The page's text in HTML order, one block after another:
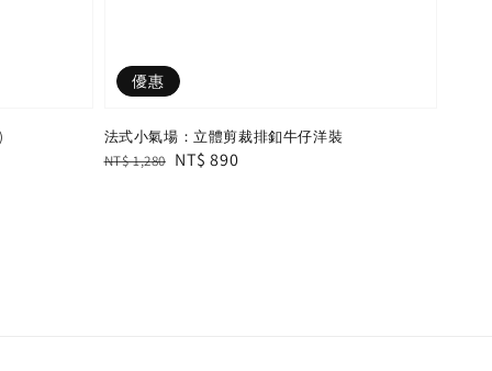
優惠
法式小氣場：立體剪裁排釦牛仔洋裝
Regular
NT$ 1,280 Sale
NT$ 890